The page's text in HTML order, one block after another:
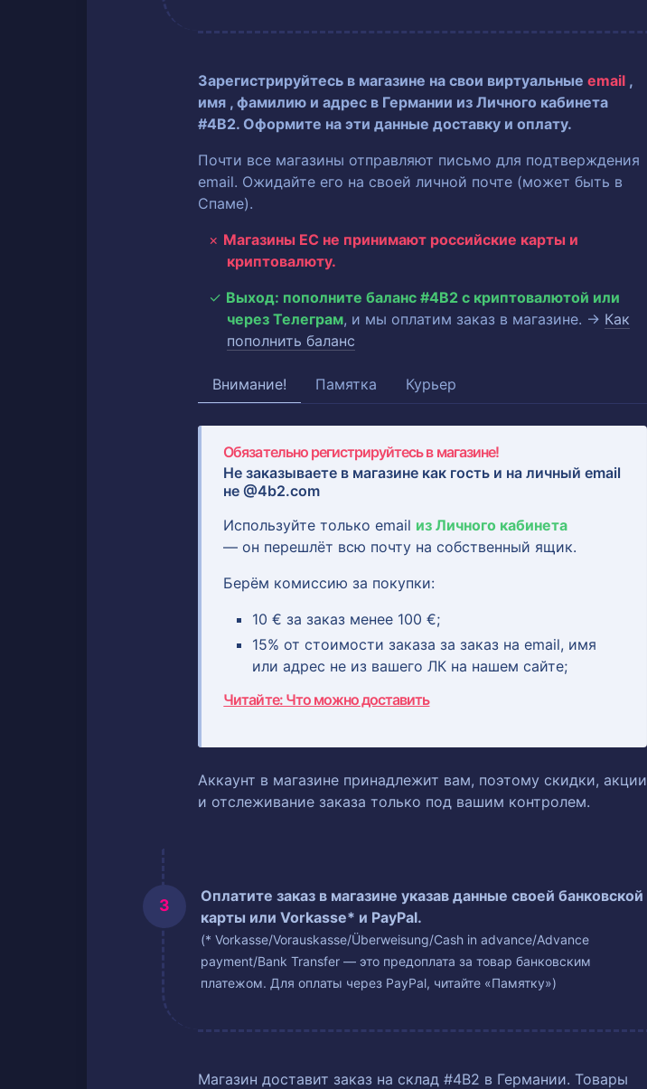
Зарегистрируйтесь в магазине на свои виртуальныеemail ,
имя , фамилию и адрес в Германии из Личного кабинета
#4B2. Оформите на эти данные доставку и оплату.
Почти все магазины отправляют письмо для подтверждения
email. Ожидайте его на своей личной почте (может быть в
Спаме).
Магазины ЕС не принимают российские карты и
криптовалюту.
Выход: пополните баланс #4B2 с криптовалютой или
через Телеграм, и мы оплатим заказ в магазине. → Как
пополнить баланс
Внимание! Памятка Курьер
Обязательно регистрируйтесь в магазине!
Не заказываете в магазине как гость и наличный email
не @4b2.com
Используйте только email из Личного кабинета
— он перешлёт всю почту на собственный ящик.
Берём комиссию за покупки:
10 € за заказ менее 100 €;
15% от стоимости заказа за заказ на email, имя
или адрес не из вашего ЛК на нашем сайте;
Читайте: Что можно доставить
Аккаунт в магазине принадлежит вам, поэтому скидки, акции
и отслеживание заказа только под вашим контролем.
Оплатите заказ в магазине указав данные своей банковской
карты или Vorkasse* и PayPal.
(* Vorkasse/Vorauskasse/Überweisung/Cash in advance/Advance
payment/Bank Transfer — это предоплата за товар банковским
платежом. Для оплаты через PayPal, читайте «Памятку»)
Магазин доставит заказ на склад #4B2 в Германии. Товары